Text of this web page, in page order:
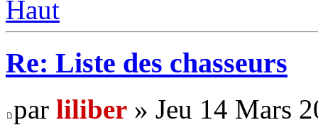
Haut
Re: Liste des chasseurs
par liliber » Jeu 14 Mars